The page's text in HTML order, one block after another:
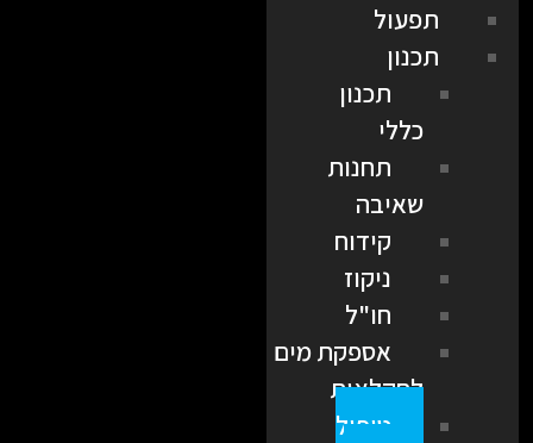
תפעול
תכנון
תכנון
כללי
תחנות
שאיבה
קידוח
ניקוז
חו"ל
אספקת מים
לחקלאות
טיפול